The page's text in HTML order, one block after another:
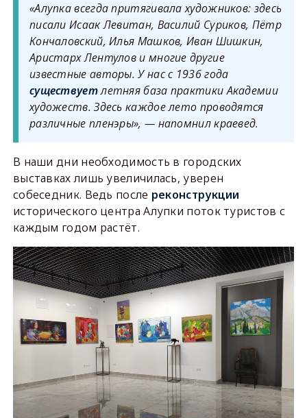
«Алупка всегда притягивала художников: здесь
писали Исаак Левитан, Василий Суриков, Пётр
Кончаловский, Илья Машков, Иван Шишкин,
Аристарх Лентулов и многие другие
известные авторы. У нас с 1936 года
существуетлетняя база практики Академии
художеств. Здесь каждое лето проводятся
различные пленэры», — напомнил краевед.
В наши дни необходимость в городских
выставках лишь увеличилась, уверен
собеседник. Ведь после реконструкции
исторического центра Алупки поток туристов с
каждым годом растёт.